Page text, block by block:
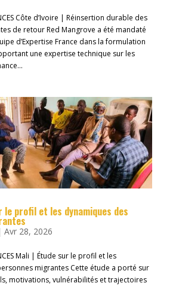
Côte d’Ivoire | Réinsertion durable des
de retour Red Mangrove a été mandaté
d’Expertise France dans la formulation
une expertise technique sur les
le profil et les dynamiques des
Avr 28, 2026
Mali | Étude sur le profil et les
migrantes Cette étude a porté sur
motivations, vulnérabilités et trajectoires